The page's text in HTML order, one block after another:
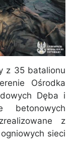
z 35 batalionu
Ośrodka
Dęba i
betonowych
z
sieci